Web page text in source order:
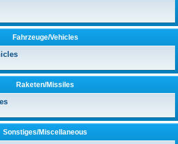
Fahrzeuge/Vehicles
Raketen/Missiles
Sonstiges/Miscellaneous